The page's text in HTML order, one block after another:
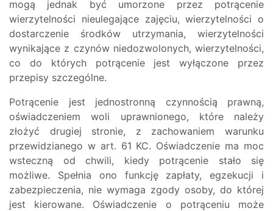
mogą jednak być umorzone przez potrącenie
wierzytelności nieulegające zajęciu, wierzytelności o
dostarczenie środków utrzymania, wierzytelności
wynikające z czynów niedozwolonych, wierzytelności,
co do których potrącenie jest wyłączone przez
przepisy szczególne.
Potrącenie jest jednostronną czynnością prawną,
oświadczeniem woli uprawnionego, które należy
złożyć drugiej stronie, z zachowaniem warunku
przewidzianego w art. 61 KC. Oświadczenie ma moc
wsteczną od chwili, kiedy potrącenie stało się
możliwe. Spełnia ono funkcję zapłaty, egzekucji i
zabezpieczenia, nie wymaga zgody osoby, do której
jest kierowane. Oświadczenie o potrąceniu może